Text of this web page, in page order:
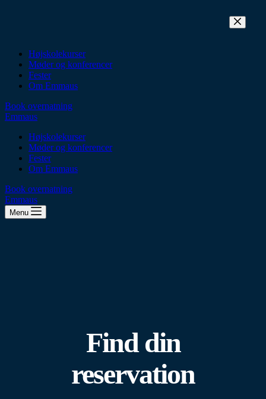
Højskolekurser
Møder og konferencer
Fester
Om Emmaus
Book overnatning
Emmaus
Højskolekurser
Møder og konferencer
Fester
Om Emmaus
Book overnatning
Emmaus
Menu
Find din
reservation